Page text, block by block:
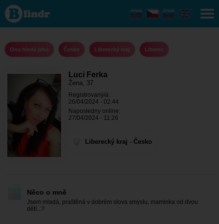
Luci
Ferka -
Ona
hledá
Liberecký
kraj -
Liberec
Ona hledá jeho Česko Liberecký kraj Liberec
Luci Ferka
Žena, 37
Registrovaný/á:
26/04/2024 - 02:44
Naposledny online:
27/04/2024 - 11:26
Liberecký kraj - Česko
Něco o mně
Jsem mladá, praštěná v dobrém slova smyslu, maminka od dvou
dětí...?